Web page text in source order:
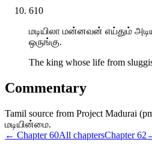
610
மடியிலா மன்னவன் எய்தும்
ஒருங்கு.
The king whose life from
Commentary
Tamil source from Project Madurai
மடியின்மை.
← Chapter60All chaptersChapter62